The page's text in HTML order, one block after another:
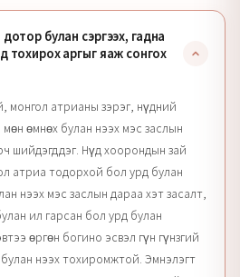
булан сэргээх, гадна
тохирох аргыг яаж сонгох
монгол атрианы зэрэг, нүдний
өмнөх булан нээх мэс заслын
шийдэгддэг. Нүд хоорондын зай
атриа тодорхой бол урд булан
нээх мэс заслын дараа хэт засалт,
ил гарсан бол урд булан
өргөн богино эсвэл гүн гүнзгий
нээх тохиромжтой. Эмнэлэгт